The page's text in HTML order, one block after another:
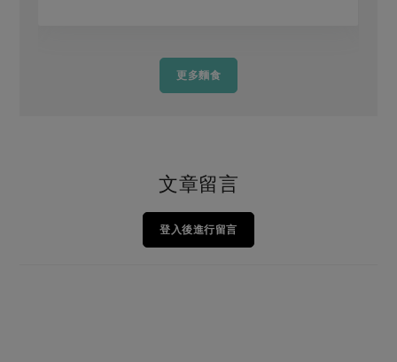
更多麵食
文章留言
登入後進行留言